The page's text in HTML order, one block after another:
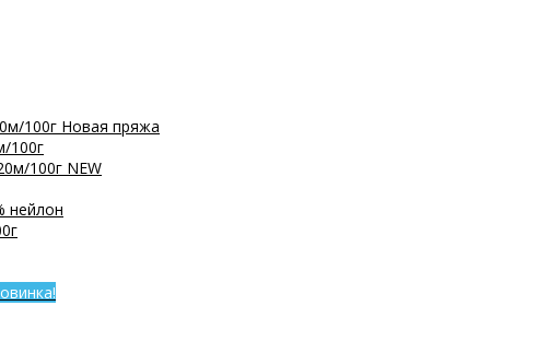
100г Новая пряжа
100г
100г NEW
нейлон